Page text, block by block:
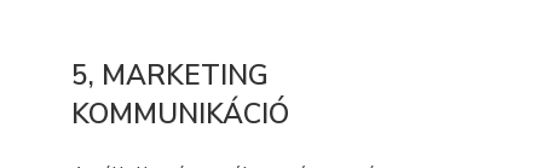
5, MARKETING
KOMMUNIKÁCIÓ